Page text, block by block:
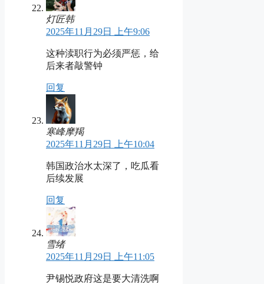
灯匠韩
2025年11月29日 上午9:06
这种渎职行为必须严惩，给
后来者敲警钟
回复
寒峰摩羯
2025年11月29日 上午10:04
韩国政治水太深了，吃瓜看
后续发展
回复
雪绪
2025年11月29日 上午11:05
尹锡悦政府这是要大清洗啊